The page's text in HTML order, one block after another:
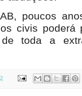
poucos
civis poderá
toda a